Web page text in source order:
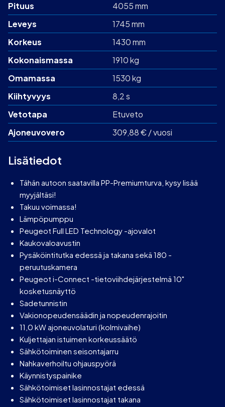
Pituus
4055 mm
Leveys
1745 mm
Korkeus
1430 mm
Kokonaismassa
1910 kg
Omamassa
1530 kg
Kiihtyvyys
8,2 s
Vetotapa
Etuveto
Ajoneuvovero
309,88 € / vuosi
Lisätiedot
Tähän autoon saatavilla PP-Premiumturva, kysy lisää
myyjältäsi!
Takuu voimassa!
Lämpöpumppu
Peugeot Full LED Technology -ajovalot
Kaukovaloavustin
Pysäköintitutka edessä ja takana sekä 180 -
peruutuskamera
Peugeot i-Connect -tietoviihdejärjestelmä 10"
kosketusnäyttö
Sadetunnistin
Vakionopeudensäädin ja nopeudenrajoitin
11,0 kW ajoneuvolaturi (kolmivaihe)
Kuljettajan istuimen korkeussäätö
Sähkötoiminen seisontajarru
Nahkaverhoiltu ohjauspyörä
Käynnistyspainike
Sähkötoimiset lasinnostajat edessä
Sähkötoimiset lasinnostajat takana